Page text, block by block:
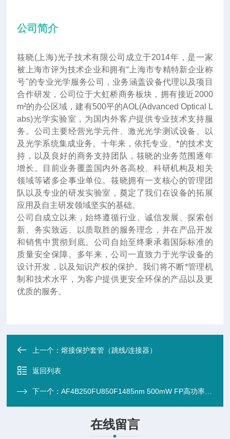
公司简介
筱晓(上海)光子技术有限公司成立于2014年 ， 是一家
被上海市评为技术企业和拥有“上海市专精特新企业称
号"的专业光学服务公司，业务涵盖设备代理以及项目
合作研发，公司位于大虹桥商务板块，拥有接近2000
m²的办公区域，建有500平的AOL(Advanced Optical L
abs)光学实验室，为国内外客户提供专业技术支持服
务。公司主要经营光学元件、激光光学测试设备、以
及光学系统集成业务。十年来 ， 依托专业、*的技术支
持，以及良好的商务支持团队，筱晓的业务范围逐年
增长。目前业务覆盖国内外各高校、科研机构及相关
领域等诸多企事业单位。筱晓拥有一支核心的管理团
队以及专业的研发实验室，奠定了我们在设备的拓展
应用及自主研发领域坚实的基础。
公司自成立以来，始终遵循行业、诚信发展、探索创
新、务实致远、以质取胜的服务理念，并在产品开发
和销售中贯彻到底。公司自始至终秉承着国际标准的
质量安全保障。多年来，公司一直致力于光学设备的
设计开发，以及知识产权的保护。我们将不断*管理机
制和技术水平，为客户提供更安全环保的产品以及更
优质的服务。
上一个：熔接保护套管（跳线/连接器）
返回列表
下一个：AF4B250FU850F1485nm 500mW FP高功率激光器带FBG
在线留言